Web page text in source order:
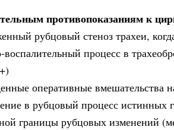
противопоказаниям к
рубцовый стеноз трахеи,
процесс в
оперативные вмешательства
в рубцовый процесс истинных
границы рубцовых изменений